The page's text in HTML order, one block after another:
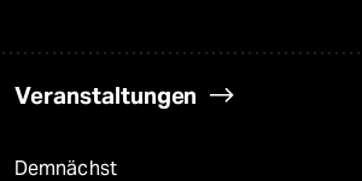
Veranstaltungen
Demnächst